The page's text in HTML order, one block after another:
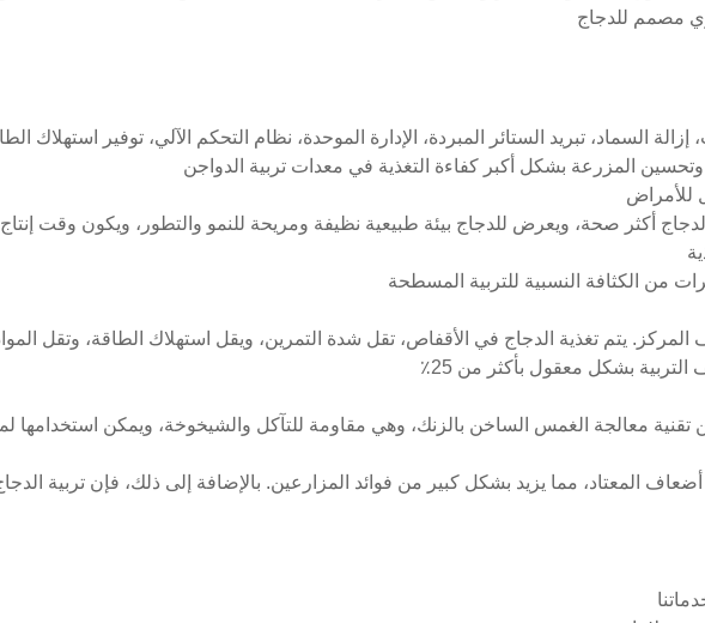
مصمم للدجاج
إزالة السماد، تبريد الستائر المبردة، الإدارة الموحدة، نظام التحكم الآلي، توفير استهلاك
وتحسين المزرعة بشكل أكبر كفاءة التغذية في معدات تربية الدواجن
أكثر صحة، ويعرض للدجاج بيئة طبيعية نظيفة ومريحة للنمو والتطور، ويكون وقت إنتاج
يتم تغذية الدجاج في الأقفاص، تقل شدة التمرين، ويقل استهلاك الطاقة، وتقل
التربية بشكل معقول بأكثر من 25٪
معالجة الغمس الساخن بالزنك، وهي مقاومة للتآكل والشيخوخة، ويمكن استخدامها لمدة 15 إلى 20
أضعاف المعتاد، مما يزيد بشكل كبير من فوائد المزارعين. بالإضافة إلى ذلك، فإن تربية